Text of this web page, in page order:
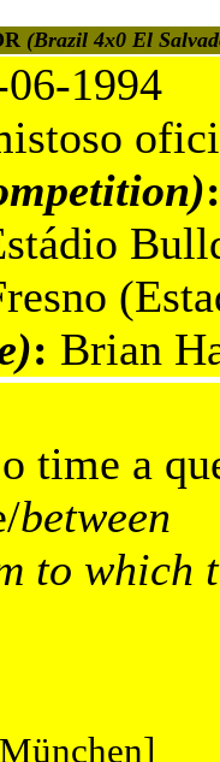
(Brazil 4x0 El
06-1994
: Brian
time a
between
to which